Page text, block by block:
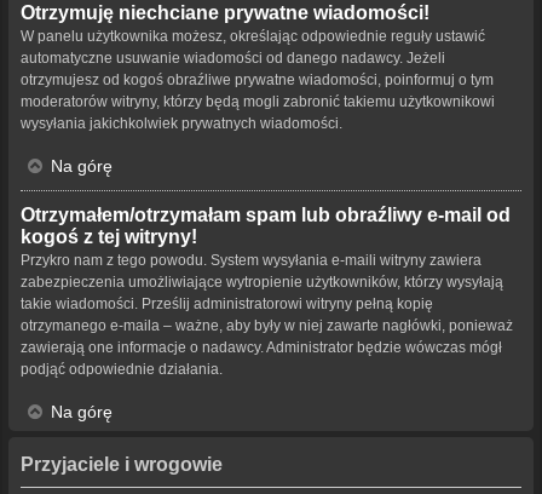
Otrzymuję niechciane prywatne wiadomości!
W panelu użytkownika możesz, określając odpowiednie reguły ustawić
automatyczne usuwanie wiadomości od danego nadawcy. Jeżeli
otrzymujesz od kogoś obraźliwe prywatne wiadomości, poinformuj o tym
moderatorów witryny, którzy będą mogli zabronić takiemu użytkownikowi
wysyłania jakichkolwiek prywatnych wiadomości.
Na górę
Otrzymałem/otrzymałam spam lub obraźliwy e-mail od
kogoś z tej witryny!
Przykro nam z tego powodu. System wysyłania e-maili witryny zawiera
zabezpieczenia umożliwiające wytropienie użytkowników, którzy wysyłają
takie wiadomości. Prześlij administratorowi witryny pełną kopię
otrzymanego e-maila – ważne, aby były w niej zawarte nagłówki, ponieważ
zawierają one informacje o nadawcy. Administrator będzie wówczas mógł
podjąć odpowiednie działania.
Na górę
Przyjaciele i wrogowie